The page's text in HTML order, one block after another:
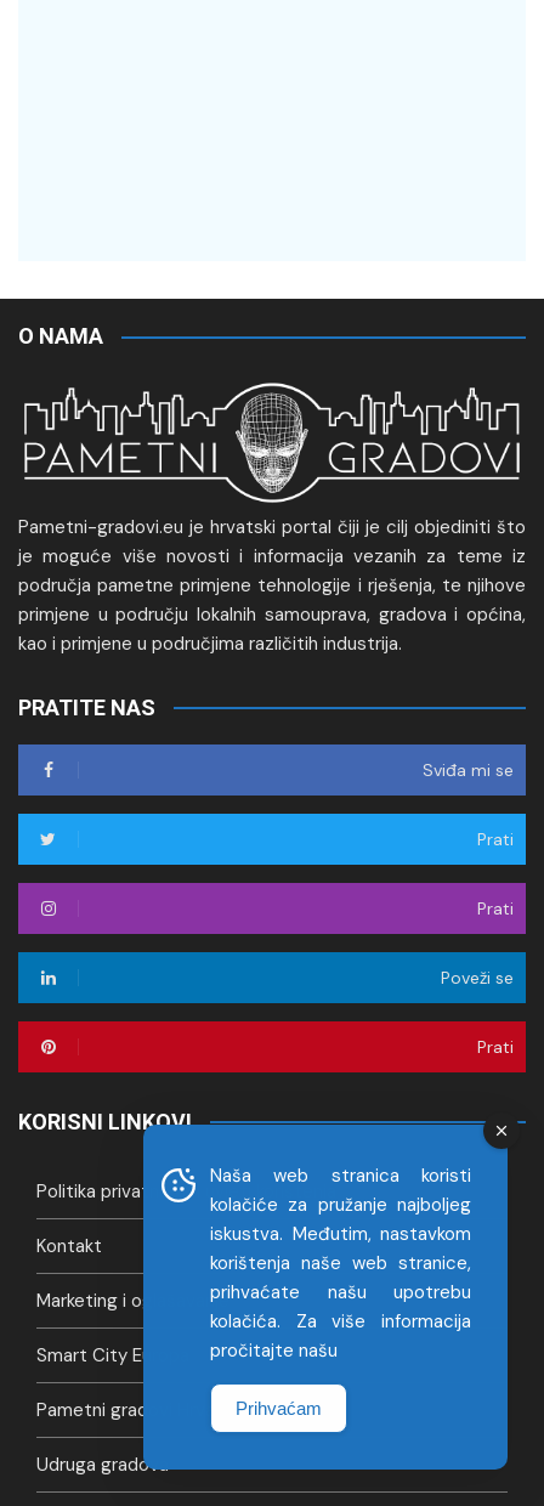
O NAMA
Pametni-gradovi.eu je hrvatski portal čiji je cilj objediniti što
je moguće više novosti i informacija vezanih za teme iz
područja pametne primjene tehnologije i rješenja, te njihove
primjene u području lokalnih samouprava, gradova i općina,
kao i primjene u područjima različitih industrija.
PRATITE NAS
Sviđa mi se
Prati
Prati
Poveži se
Prati
KORISNI LINKOVI
Politika privatnosti i uvjeti korištenja
Kontakt
Marketing i oglašavanje
Smart City Europa
Pametni gradovi Hrvatska
Udruga gradova
Naša web stranica koristi
kolačiće za pružanje najboljeg
iskustva. Međutim, nastavkom
korištenja naše web stranice,
prihvaćate našu upotrebu
kolačića. Za više informacija
pročitajte našu
Prihvaćam